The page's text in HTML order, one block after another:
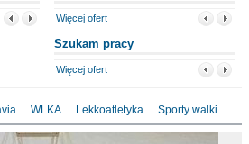
Więcej ofert
Szukam pracy
Więcej ofert
WLKA Lekkoatletyka Sporty walki